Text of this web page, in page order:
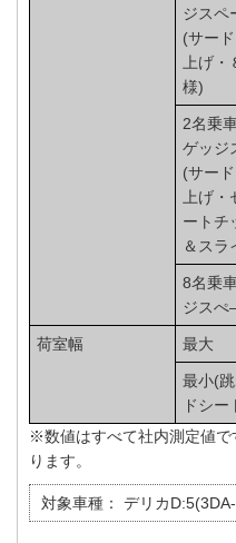
ジスペ
(サー
上げ・
様)
2名乗
ゲッジ
(サー
上げ・
ートチ
＆スラ
8名乗
ジスぺ
荷室幅 最大
最小(
ドシー
※数値はすべて社内測定値で
ります。
対象車種： デリカ